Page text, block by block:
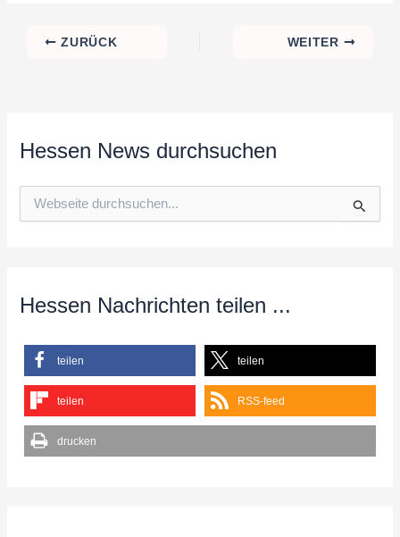
ZURÜCK WEITER
Hessen News durchsuchen
nHessen Nachrichten teilen ...
teilen teilen
teilen RSS-feed
drucken